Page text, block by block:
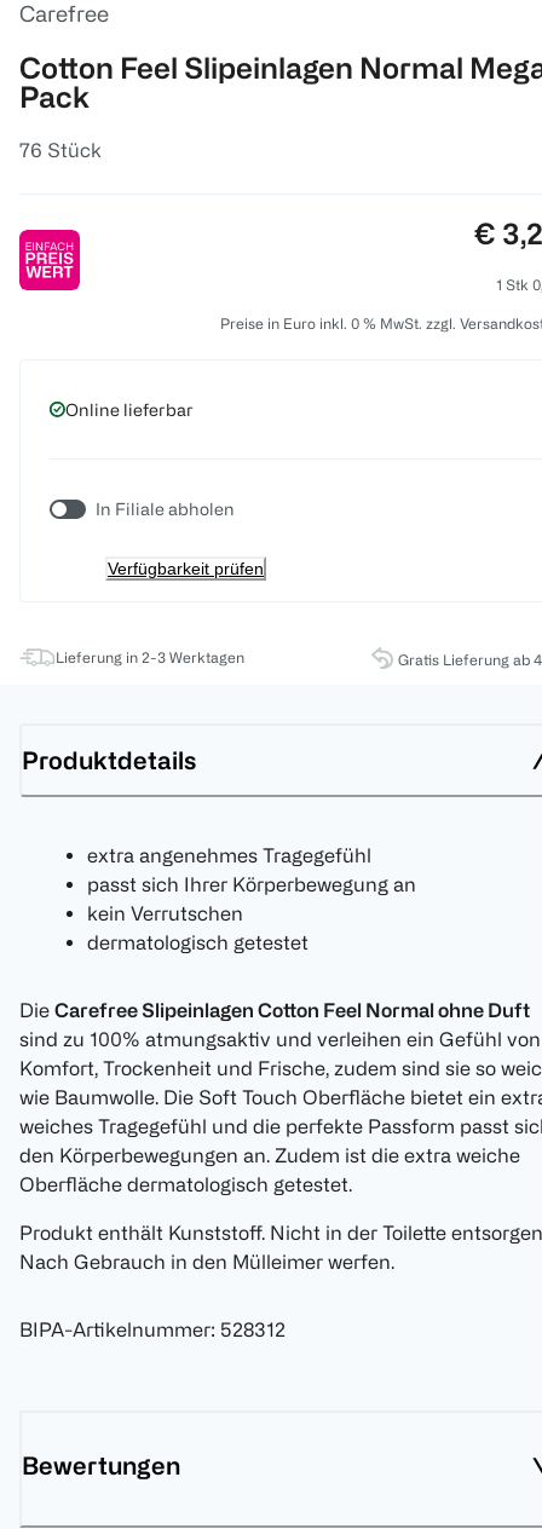
Carefree
Cotton Feel Slipeinlagen Normal
Pack
76 Stück
€
1 Stk
Preise in Euro inkl. 0 % MwSt. zzgl.
Online lieferbar
In Filiale abholen
Verfügbarkeit prüfen
Lieferung in 2-3 Werktagen Gratis Lieferung ab
Produktdetails
extra angenehmes Tragegefühl
passt sich Ihrer Körperbewegung an
kein Verrutschen
dermatologisch getestet
Die Carefree Slipeinlagen Cotton Feel Normal ohne Duft
sind zu 100% atmungsaktiv und verleihen ein Gefühl von
Komfort, Trockenheit und Frische, zudem sind sie so
wie Baumwolle. Die Soft Touch Oberfläche bietet ein
weiches Tragegefühl und die perfekte Passform passt
den Körperbewegungen an. Zudem ist die extra weiche
Oberfläche dermatologisch getestet.
Produkt enthält Kunststoff. Nicht in der Toilette
Nach Gebrauch in den Mülleimer werfen.
BIPA-Artikelnummer: 528312
Bewertungen